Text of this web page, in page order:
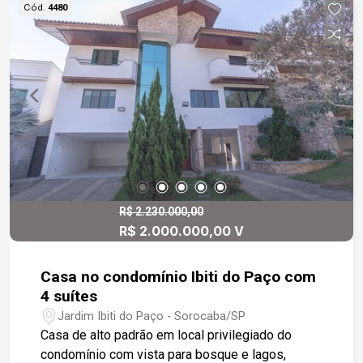
mármore e box em vidro Blindex, enquanto a
cozinha é revestida até o teto, garantindo um
acabamento sofisticado e prático. Localizada em
um condomínio com excelente infraestrutura, a
casa está próxima ao clube recreativo e à
Faculdade Anhanguera. A área de lazer do
condomínio é bem equipada, com piscinas adulto
e infantil e um quiosque ideal para encontros
familiares e momentos de descontração.
Gostaria de saber mais informações ou agendar
Cód. 4480
R$ 2.230.000,00
R$ 2.000.000,00 V
Casa no condomínio Ibiti do Paço com
4 suítes
Jardim Ibiti do Paço - Sorocaba/SP
Casa de alto padrão em local privilegiado do
condomínio com vista para bosque e lagos,